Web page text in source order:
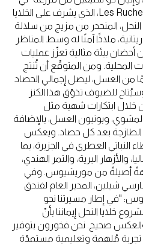
روشيه سنيفيل" Les Ruchers Senneville، الذي يشرف على الخلايا
المنحدر من مزيج من سلالة
ملاذًا آمنًا له وسط المناظر
أحضان بيئة مثالية تعزّز عمليات
المحلية. ومن المتوقّع أن تُنتج
25 و35 كيلوغرامًا من العسل، ليصل إجمالي الحصاد
كيلوغرام. وسيُتاح للضيوف تذوّق هذا الكنز
خلال ابتكارات شهية مثل
وبونبون العسل، بالإضافة
بعد كل حصاد. ويعكس
العطري في الجزيرة، بما
والأزهار البرية، والتمر الهندي،
أصيلةً من موريشيوس. وفي
شيلين، المدير العام لفندق
"في إطار مسيرتنا نحو
خلايا النحل إيماننا بأنّ
والعكس صحيح. نحن فخورون بتوفير
تجربة مُلهمة وتعليمية مستمدّة